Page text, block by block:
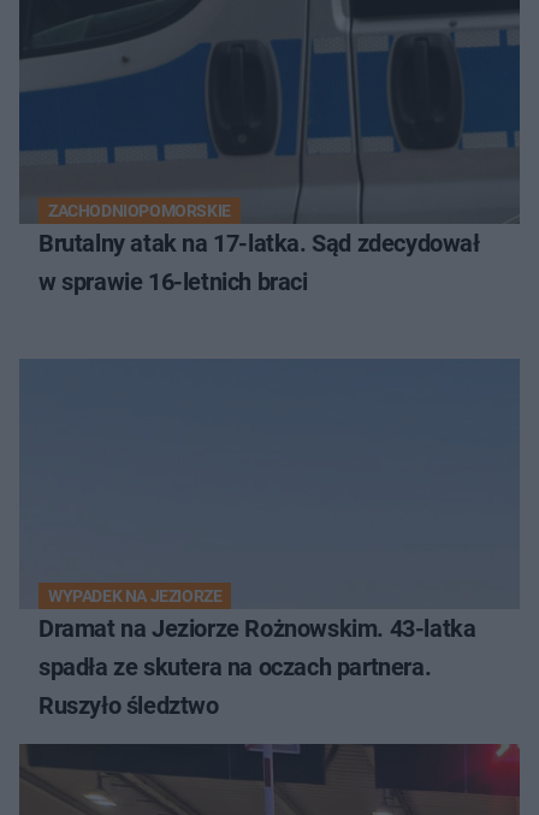
ZACHODNIOPOMORSKIE
Brutalny atak na 17-latka. Sąd zdecydował
w sprawie 16-letnich braci
WYPADEK NA JEZIORZE
Dramat na Jeziorze Rożnowskim. 43-latka
spadła ze skutera na oczach partnera.
Ruszyło śledztwo